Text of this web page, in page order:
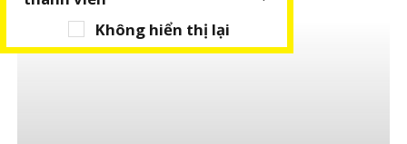
Không hiển thị lại